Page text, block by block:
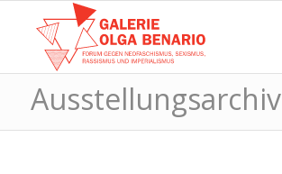
Ausstellungsarchiv